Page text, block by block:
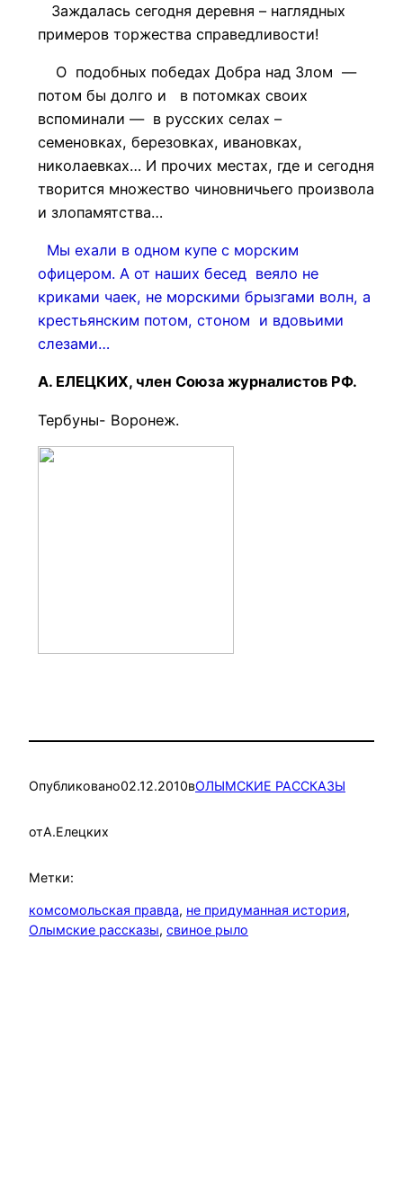
Заждалась сегодня деревня – наглядных
примеров торжества справедливости!
О подобных победах Добра над Злом —
потом бы долго и в потомках своих
вспоминали — в русских селах –
семеновках, березовках, ивановках,
николаевках… И прочих местах, где и сегодня
творится множество чиновничьего произвола
и злопамятства…
Мы ехали в одном купе с морским
офицером. А от наших бесед веяло не
криками чаек, не морскими брызгами волн, а
крестьянским потом, стоном и вдовьими
слезами…
А. ЕЛЕЦКИХ, член Союза журналистов РФ.
Тербуны- Воронеж.
Опубликовано02.12.2010вОЛЫМСКИЕ РАССКАЗЫ
отА.Елецких
Метки:
комсомольская правда, не придуманная история
Олымские рассказы, свиное рыло